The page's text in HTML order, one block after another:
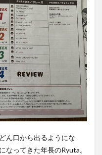
ん口から出るようにな
なってきた年長のRyuta。